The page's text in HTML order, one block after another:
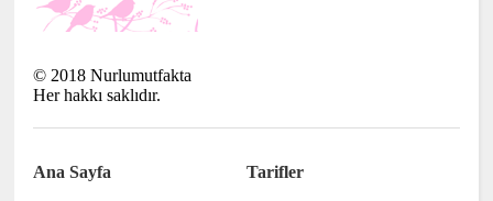
© 2018 Nurlumutfakta
Her hakkı saklıdır.
Ana Sayfa Tarifler